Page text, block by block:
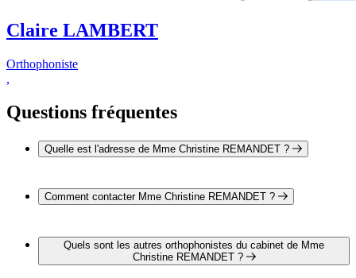
Claire LAMBERT
Orthophoniste
Questions fréquentes
Quelle est l'adresse de Mme Christine REMANDET ?
Nicephore Niepce 71100 CHALON SUR SAÔNE
Comment contacter Mme Christine REMANDET ?
téléphone au 03 85 93 52 17.
Quels sont les autres orthophonistes du cabinet de Mme
Christine REMANDET ?